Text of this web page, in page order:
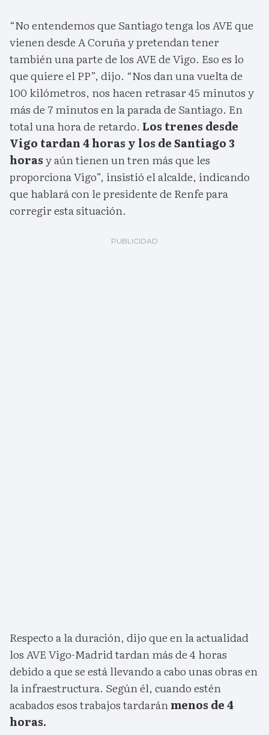
“No entendemos que Santiago tenga los AVE que
vienen desde A Coruña y pretendan tener
también una parte de los AVE de Vigo. Eso es lo
que quiere el PP”, dijo. “Nos dan una vuelta de
100 kilómetros, nos hacen retrasar 45 minutos y
más de 7 minutos en la parada de Santiago. En
total una hora de retardo. Los trenes desde
Vigo tardan 4 horas y los de Santiago 3
horasy aún tienen un tren más que les
proporciona Vigo”, insistió el alcalde, indicando
que hablará con le presidente de Renfe para
corregir esta situación.
Respecto a la duración, dijo que en la actualidad
los AVE Vigo-Madrid tardan más de 4 horas
debido a que se está llevando a cabo unas obras en
la infraestructura. Según él, cuando estén
acabados esos trabajos tardaránmenos de 4
horas.